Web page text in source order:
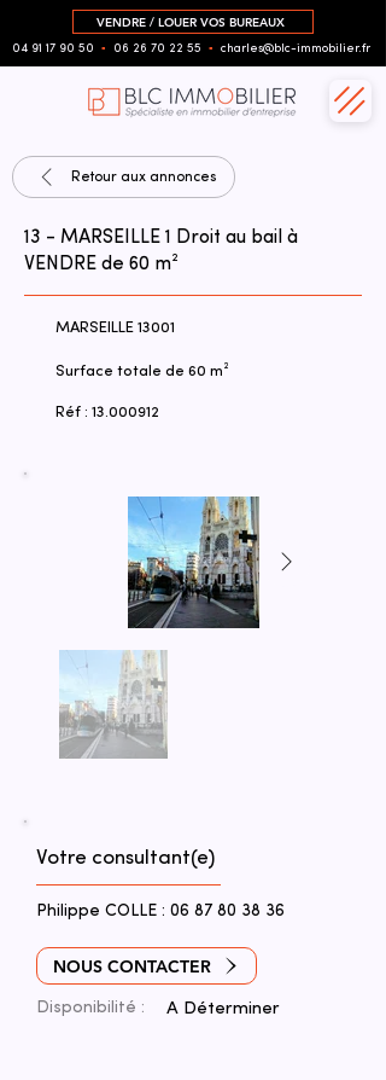
VENDRE / LOUER VOS BUREAUX
04 91 17 90 50 ▪︎ 06 26 70 22 55 ▪︎ charles@blc-immobilier.fr
Retour aux annonces
13 - MARSEILLE 1 Droit au bail à
VENDRE de 60 m²
MARSEILLE 13001
Surface totale de 60 m²
Réf : 13.000912
Votre consultant(e)
Philippe COLLE : 06 87 80 38 36
NOUS CONTACTER
Disponibilité : A Déterminer